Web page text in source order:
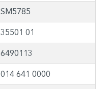
SM5785
35501 01
6490113
014 641 0000